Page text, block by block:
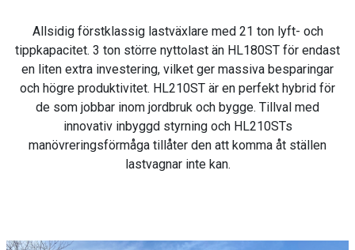
Allsidig förstklassig lastväxlare med 21 ton lyft- och
tippkapacitet. 3 ton större nyttolast än HL180ST för endast
en liten extra investering, vilket ger massiva besparingar
och högre produktivitet. HL210ST är en perfekt hybrid för
de som jobbar inom jordbruk och bygge. Tillval med
innovativ inbyggd styrning och HL210STs
manövreringsförmåga tillåter den att komma åt ställen
lastvagnar inte kan.